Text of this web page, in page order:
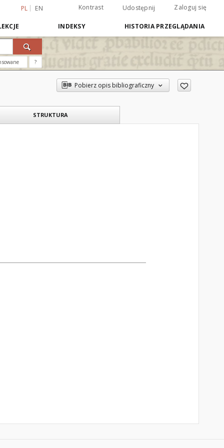
PL EN Kontrast Udostępnij Zaloguj się
INDEKSY HISTORIA PRZEGLĄDANIA
?
Pobierz opis bibliograficzny
STRUKTURA